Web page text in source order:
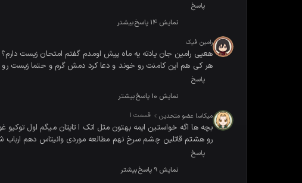
پاسخ
نمایش 14 پاسخ بیشتر
رامین فیک
هر کی هم این کامنت رو خوند و دعا کرد دمش گرم و حتما زیست
پاسخ
نمایش 10 پاسخ بیشتر
میکاسا عضو متحدین قسمت 1
بچه ها اگه خواستین ایمه بهتون مثل اتک ا تایتان میگم اول
رو هشتم قاتلین چشم سرخ نهم مطالعه موردی وانیتاس دهم ارباب
پاسخ
نمایش 9 پاسخ بیشتر